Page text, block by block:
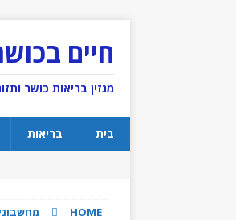
חיים
מגזין בריאות כושר
בית בריאות
HOME